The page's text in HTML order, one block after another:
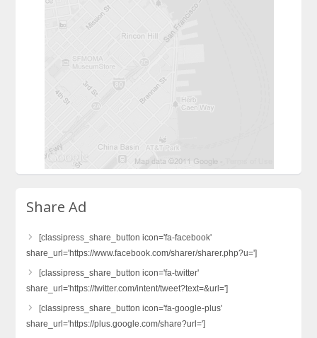
Share Ad
[classipress_share_button icon='fa-facebook'
share_url='https://www.facebook.com/sharer/sharer.php?u=']
[classipress_share_button icon='fa-twitter'
share_url='https://twitter.com/intent/tweet?text=&url=']
[classipress_share_button icon='fa-google-plus'
share_url='https://plus.google.com/share?url=']